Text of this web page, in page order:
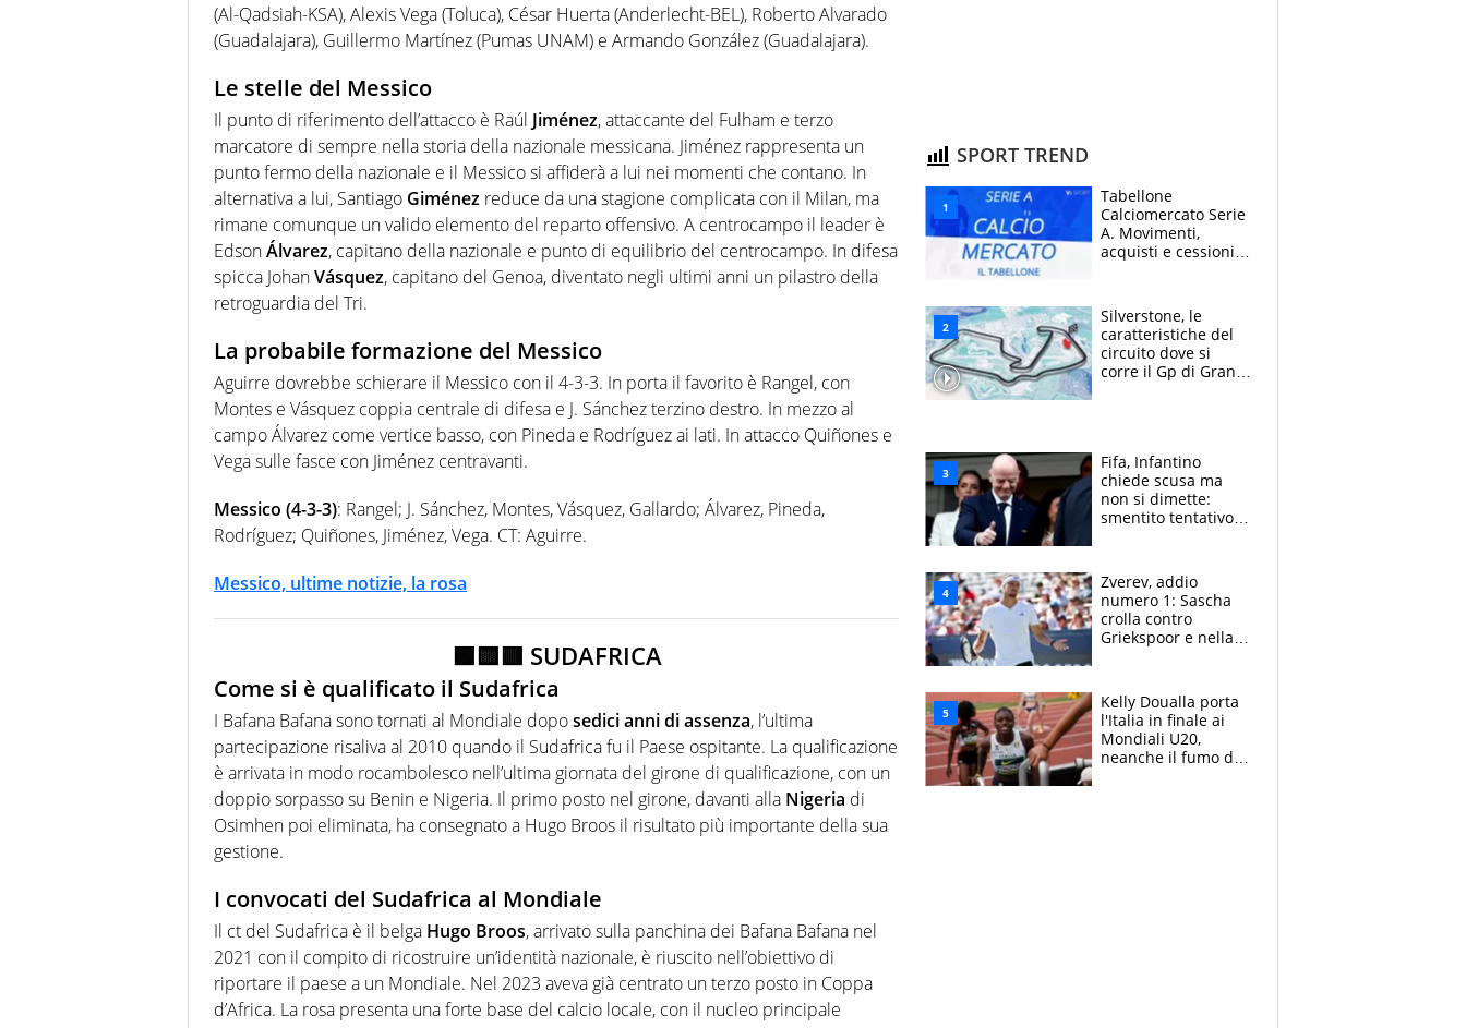
(Al-Qadsiah-KSA), Alexis Vega (Toluca), César Huerta (Anderlecht-BEL), Roberto Alvarado
(Guadalajara), Guillermo Martínez (Pumas UNAM) e Armando González (Guadalajara).
Le stelle del Messico
Il punto di riferimento dell’attacco è Raúl Jiménez, attaccante del Fulham e terzo
marcatore di sempre nella storia della nazionale messicana. Jiménez rappresenta un
punto fermo della nazionale e il Messico si affiderà a lui nei momenti che contano. In
alternativa a lui, Santiago Giménez reduce da una stagione complicata con il Milan, ma
rimane comunque un valido elemento del reparto offensivo. A centrocampo il leader è
EdsonÁlvarez, capitano della nazionale e punto di equilibrio del centrocampo. In difesa
spicca JohanVásquez, capitano del Genoa, diventato negli ultimi anni un pilastro della
retroguardia del Tri.
La probabile formazione del Messico
Aguirre dovrebbe schierare il Messico con il 4-3-3. In porta il favorito è Rangel, con
Montes e Vásquez coppia centrale di difesa e J. Sánchez terzino destro. In mezzo al
campo Álvarez come vertice basso, con Pineda e Rodríguez ai lati. In attacco Quiñones e
Vega sulle fasce con Jiménez centravanti.
Messico (4-3-3): Rangel; J. Sánchez, Montes, Vásquez, Gallardo; Álvarez, Pineda,
Rodríguez; Quiñones, Jiménez, Vega. CT: Aguirre.
Messico, ultime notizie, la rosa
🟩🟨🟥 SUDAFRICA
Come si è qualificato il Sudafrica
I Bafana Bafana sono tornati al Mondiale doposedici anni di assenza, l’ultima
partecipazione risaliva al 2010 quando il Sudafrica fu il Paese ospitante. La qualificazione
è arrivata in modo rocambolesco nell’ultima giornata del girone di qualificazione, con un
doppio sorpasso su Benin e Nigeria. Il primo posto nel girone, davanti alla Nigeria di
Osimhen poi eliminata, ha consegnato a Hugo Broos il risultato più importante della sua
gestione.
I convocati del Sudafrica al Mondiale
Il ct del Sudafrica è il belga Hugo Broos, arrivato sulla panchina dei Bafana Bafana nel
2021 con il compito di ricostruire un’identità nazionale, è riuscito nell’obiettivo di
riportare il paese a un Mondiale. Nel 2023 aveva già centrato un terzo posto in Coppa
d’Africa. La rosa presenta una forte base del calcio locale, con il nucleo principale
SPORT TREND
Tabellone
Calciomercato Serie
A. Movimenti,
acquisti e cessioni:
Silverstone, le
caratteristiche del
circuito dove si
corre il Gp di Gran
Fifa, Infantino
chiede scusa ma
non si dimette:
smentito tentativo di
Zverev, addio
numero 1: Sascha
crolla contro
Griekspoor e nella
terzo. Quanti malori
a Montreal
Kelly Doualla porta
l'Italia in finale ai
Mondiali U20,
neanche il fumo di